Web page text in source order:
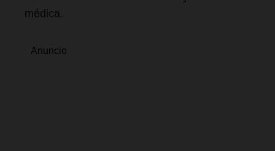
médica.
Anuncio